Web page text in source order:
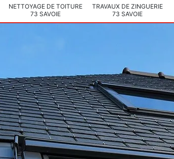
NETTOYAGE DE TOITURE
73 SAVOIE
TRAVAUX DE ZINGUERIE
73 SAVOIE